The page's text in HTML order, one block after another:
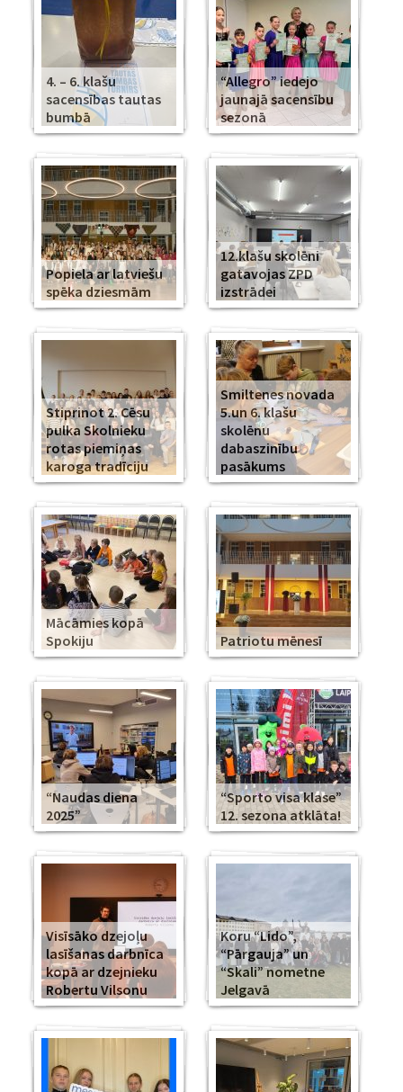
4. – 6. klašu
sacensības tautas
bumbā
“Allegro” iedejo
jaunajā sacensību
sezonā
Popiela ar latviešu
spēka dziesmām
12.klašu skolēni
gatavojas ZPD
izstrādei
Stiprinot 2. Cēsu
pulka Skolnieku
rotas piemiņas
karoga tradīciju
Smiltenes novada
5.un 6. klašu
skolēnu
dabaszinību
pasākums
Mācāmies kopā
Spokiju
Patriotu mēnesī
“Naudas diena
2025”
“Sporto visa klase”
12. sezona atklāta!
Visīsāko dzejoļu
lasīšanas darbnīca
kopā ar dzejnieku
Robertu Vilsonu
Koru “Lido”,
“Pārgauja” un
“Skali” nometne
Jelgavā